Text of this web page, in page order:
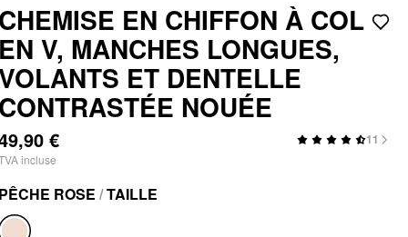
CHEMISE EN CHIFFON À COL
EN V, MANCHES LONGUES,
ET DENTELLE
CONTRASTÉE NOUÉE
€ 11
incluse
PÊCHE ROSE /TAILLE